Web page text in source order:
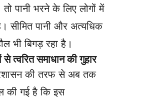
पानी भरने के लिए लोगों में
सीमित पानी और अत्यधिक
भी बिगड़ रहा है।
समाधान की गुहार
की तरफ से अब तक
की गई है कि इस